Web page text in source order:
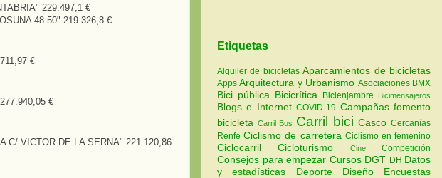
229.497,1 €
48-50" 219.326,8 €
€
€
C/ VICTOR DE LA SERNA" 221.120,86
Etiquetas
Alquiler de bicicletasAparcamientos de bicicletas
AppsArquitectura y Urbanismo Asociaciones BMX
Bici pública Bicicrítica Bicienjambre Bicimensajeros
Blogs e InternetCOVID-19 Campañas fomento
bicicleta Carril Bus Carril biciCascoCercanías
RenfeCiclismo de carretera Ciclismo en femenino
CiclocarrilCicloturismo CineCompetición
Consejos para empezar Cursos DGT DH Datos
y estadísticas Deporte Diseño Encuestas